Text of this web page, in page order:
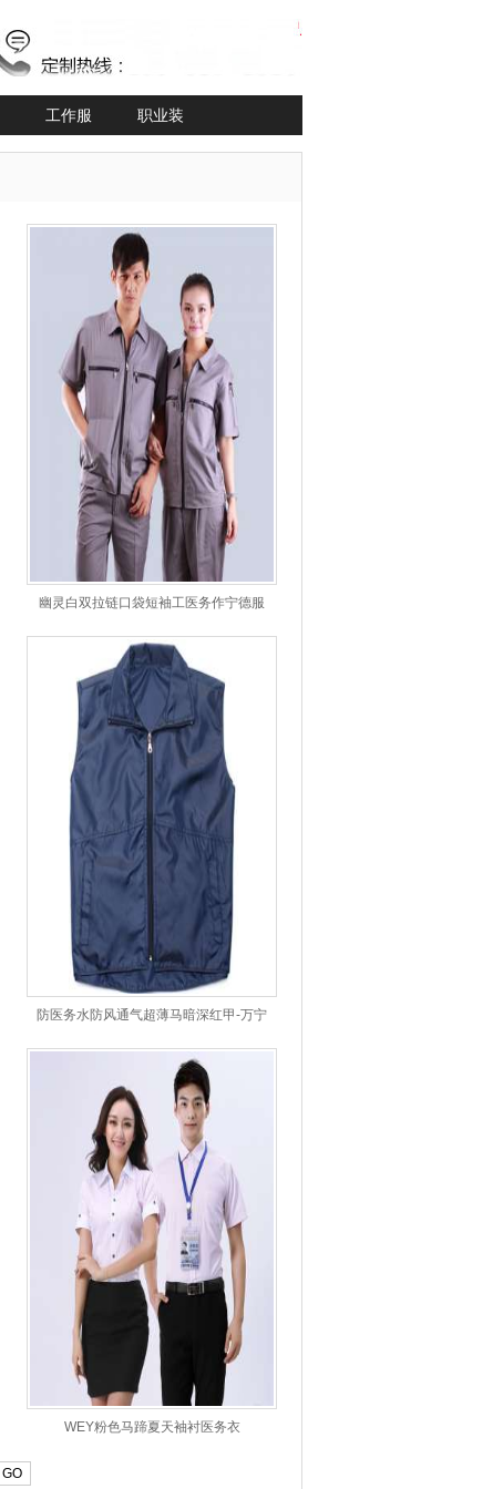
工作服 职业装
幽灵白双拉链口袋短袖工医务作宁德服
防医务水防风通气超薄马暗深红甲-万宁
WEY粉色马蹄夏天袖衬医务衣
GO